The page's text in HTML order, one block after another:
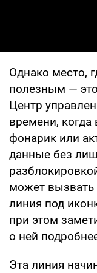
Однако место,
полезным —
Центр
времени,
фонарик или
данные без
может вызвать
линия под
при этом
о ней
Эта линия